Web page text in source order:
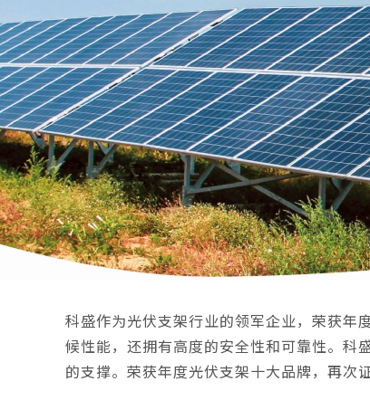
科盛作为光伏支架行业的领军企业，荣获年
候性能，还拥有高度的安全性和可靠性。科
的支撑。荣获年度光伏支架十大品牌，再次